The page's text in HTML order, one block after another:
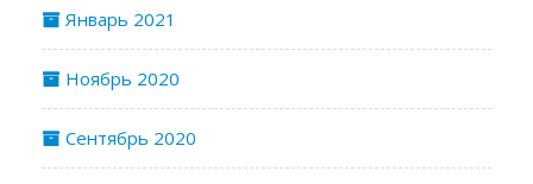
Январь 2021
Ноябрь 2020
Сентябрь 2020